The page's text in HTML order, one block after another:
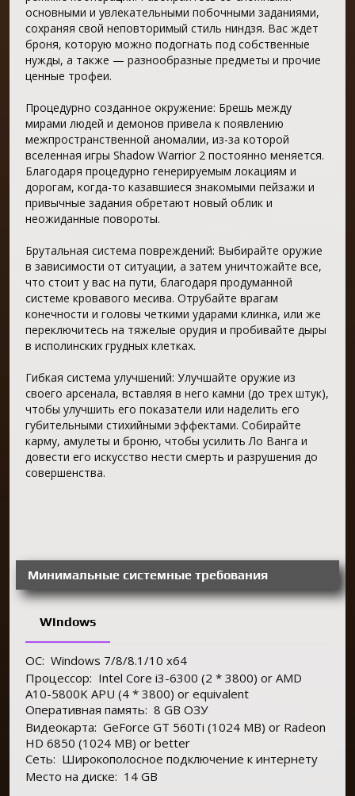
основными и увлекательными побочными заданиями,
сохраняя свой неповторимый стиль ниндзя. Вас ждет
броня, которую можно подогнать под собственные
нужды, а также — разнообразные предметы и прочие
ценные трофеи.
Процедурно созданное окружение: Брешь между
мирами людей и демонов привела к появлению
межпространственной аномалии, из-за которой
вселенная игры Shadow Warrior 2 постоянно меняется.
Благодаря процедурно генерируемым локациям и
дорогам, когда-то казавшиеся знакомыми пейзажи и
привычные задания обретают новый облик и
неожиданные повороты.
Брутальная система повреждений: Выбирайте оружие
в зависимости от ситуации, а затем уничтожайте все,
что стоит у вас на пути, благодаря продуманной
системе кровавого месива. Отрубайте врагам
конечности и головы четкими ударами клинка, или же
переключитесь на тяжелые орудия и пробивайте дыры
в исполинских грудных клетках.
Гибкая система улучшений: Улучшайте оружие из
своего арсенала, вставляя в него камни (до трех штук),
чтобы улучшить его показатели или наделить его
губительными стихийными эффектами. Собирайте
карму, амулеты и броню, чтобы усилить Ло Ванга и
довести его искусство нести смерть и разрушения до
совершенства.
Минимальные системные требования
Windows
ОС: Windows 7/8/8.1/10 x64
Процессор: Intel Core i3-6300 (2 * 3800) or AMD
A10-5800K APU (4 * 3800) or equivalent
Оперативная память: 8 GB ОЗУ
Видеокарта: GeForce GT 560Ti (1024 MB) or Radeon
HD 6850 (1024 MB) or better
Сеть: Широкополосное подключение к интернету
Место на диске: 14 GB